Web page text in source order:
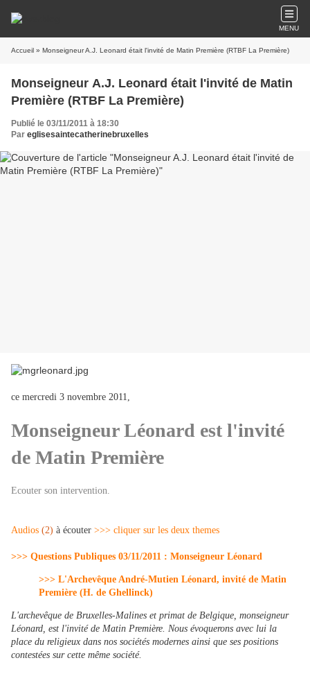
MENU
Accueil » Monseigneur A.J. Leonard était l'invité de Matin Première (RTBF La Première)
Monseigneur A.J. Leonard était l'invité de Matin
Première (RTBF La Première)
Publié le 03/11/2011 à 18:30
Par eglisesaintecatherinebruxelles
ce mercredi 3 novembre 2011,
Monseigneur Léonard est l'invité
de Matin Première
Ecouter son intervention.
Audios (2) à écouter >>> cliquer sur les deux themes
>>> Questions Publiques 03/11/2011 : Monseigneur Léonard
>>> L'Archevêque André-Mutien Léonard, invité de Matin
Première (H. de Ghellinck)
L'archevêque de Bruxelles-Malines et primat de Belgique, monseigneur
Léonard, est l'invité de Matin Première. Nous évoquerons avec lui la
place du religieux dans nos sociétés modernes ainsi que ses positions
contestées sur cette même société.